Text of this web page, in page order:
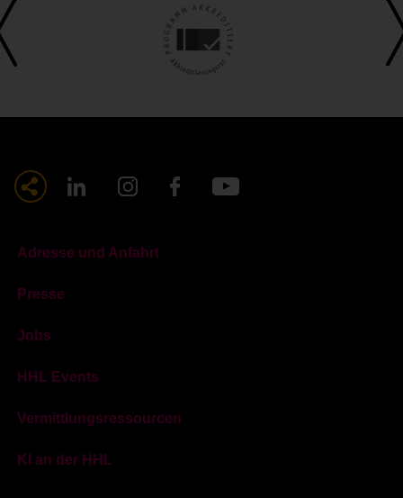
Adresse und Anfahrt
Presse
Jobs
HHL Events
Vermittlungsressourcen
KI an der HHL